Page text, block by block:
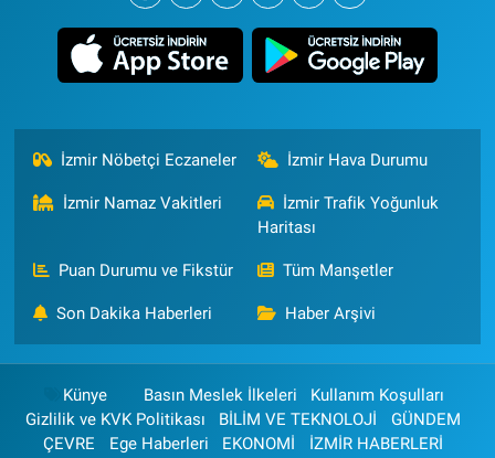
İzmir Nöbetçi Eczaneler İzmir Hava Durumu
İzmir Namaz Vakitleri
İzmir Trafik Yoğunluk
Haritası
Puan Durumu ve Fikstür Tüm Manşetler
Son Dakika Haberleri Haber Arşivi
Künye Basın Meslek İlkeleri
Kullanım Koşulları
Gizlilik ve KVK Politikası
BİLİM VE TEKNOLOJİ
GÜNDEM
ÇEVRE
Ege Haberleri EKONOMİ İZMİR HABERLERİ